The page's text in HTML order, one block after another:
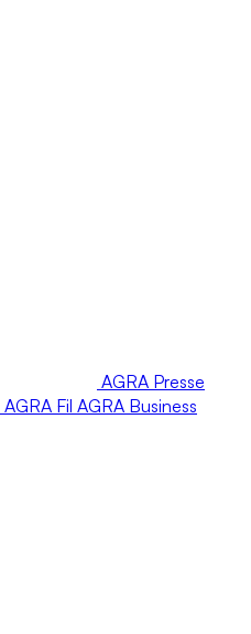
AGRA Presse
AGRA Fil AGRA Business